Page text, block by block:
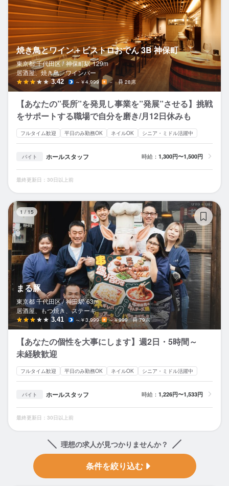
焼き鳥とワイン＋ビストロおでん 3B 神保町
東京都 千代田区 / 神保町駅 129m
居酒屋、焼き鳥、ワインバー
3.42 ～￥4,999 － 28席
【あなたの”長所”を発見し事業を”発展”させる】挑戦
をサポートする職場で自分を磨き/月12日休みも
フルタイム歓迎 平日のみ勤務OK ネイルOK シニア・ミドル活躍中
バイト ホールスタッフ 時給： 1,300円〜1,500円
最終更新日：30日以上前
1 /15
まる豚
東京都 千代田区 / 神田駅 63m
居酒屋、もつ焼き、ステーキ
3.41 ～￥3,999 ～￥999 79席
【あなたの個性を大事にします】週2日・5時間～
未経験歓迎
フルタイム歓迎 平日のみ勤務OK ネイルOK シニア・ミドル活躍中
バイト ホールスタッフ 時給： 1,226円〜1,533円
最終更新日：30日以上前
理想の求人が見つかりませんか？
条件を絞り込む